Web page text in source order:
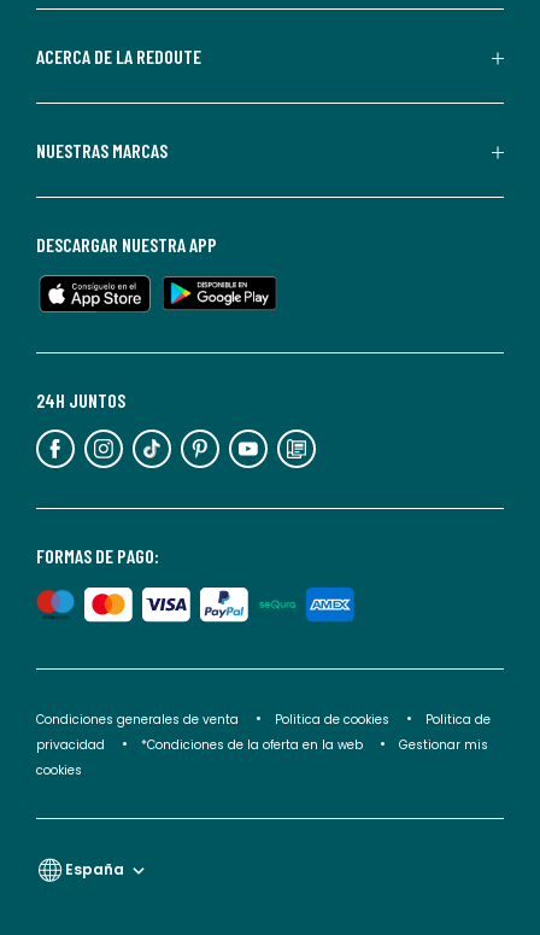
parte
Redoute.
de
en
cualquier
Para
información,
puedes
nuestra
de
privacidad</2>.
ACERCA DE LA REDOUTE
NUESTRAS MARCAS
FORMAS DE PAGO:
24H JUNTOS
DESCARGAR NUESTRA APP
Condiciones generales de venta Politica de cookies
Politica de
privacidad
*Condiciones de la oferta en la web
Gestionar mis
cookies
España